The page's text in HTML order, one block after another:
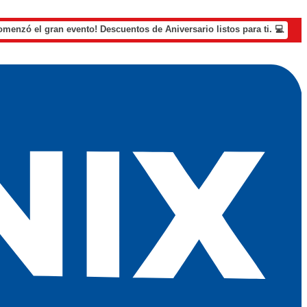
el gran evento! Descuentos de Aniversario listos para ti. 💻